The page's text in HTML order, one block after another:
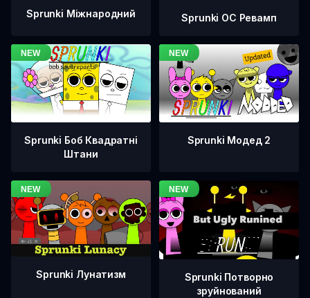
Sprunki Міжнародний Sprunki OC Ревамп
Sprunki Боб Квадратні
Штани
Sprunki Модед 2
Sprunki Лунатизм
Sprunki Потворно
зруйнований